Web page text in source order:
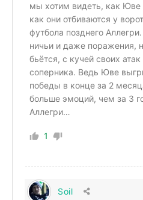
мы хотим видеть, как Юве
как они отбиваются у
футбола позднего
ничьи и даже поражения,
бьётся, с кучей своих
соперника. Ведь Юве
победы в конце за 2
больше эмоций, чем за 3
Аллегри…
1
Soil